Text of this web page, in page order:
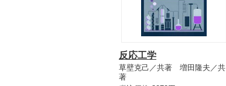
反応工学
草壁克己／共著 増田隆夫／共
著